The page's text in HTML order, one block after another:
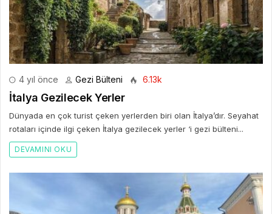
4 yıl önce Gezi Bülteni 6.13k
İtalya Gezilecek Yerler
Dünyada en çok turist çeken yerlerden biri olan İtalya’dır. Seyahat
rotaları içinde ilgi çeken İtalya gezilecek yerler ‘i gezi bülteni...
DEVAMINI OKU